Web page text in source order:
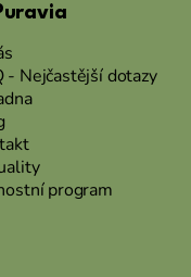
- Nejčastější dotazy
program